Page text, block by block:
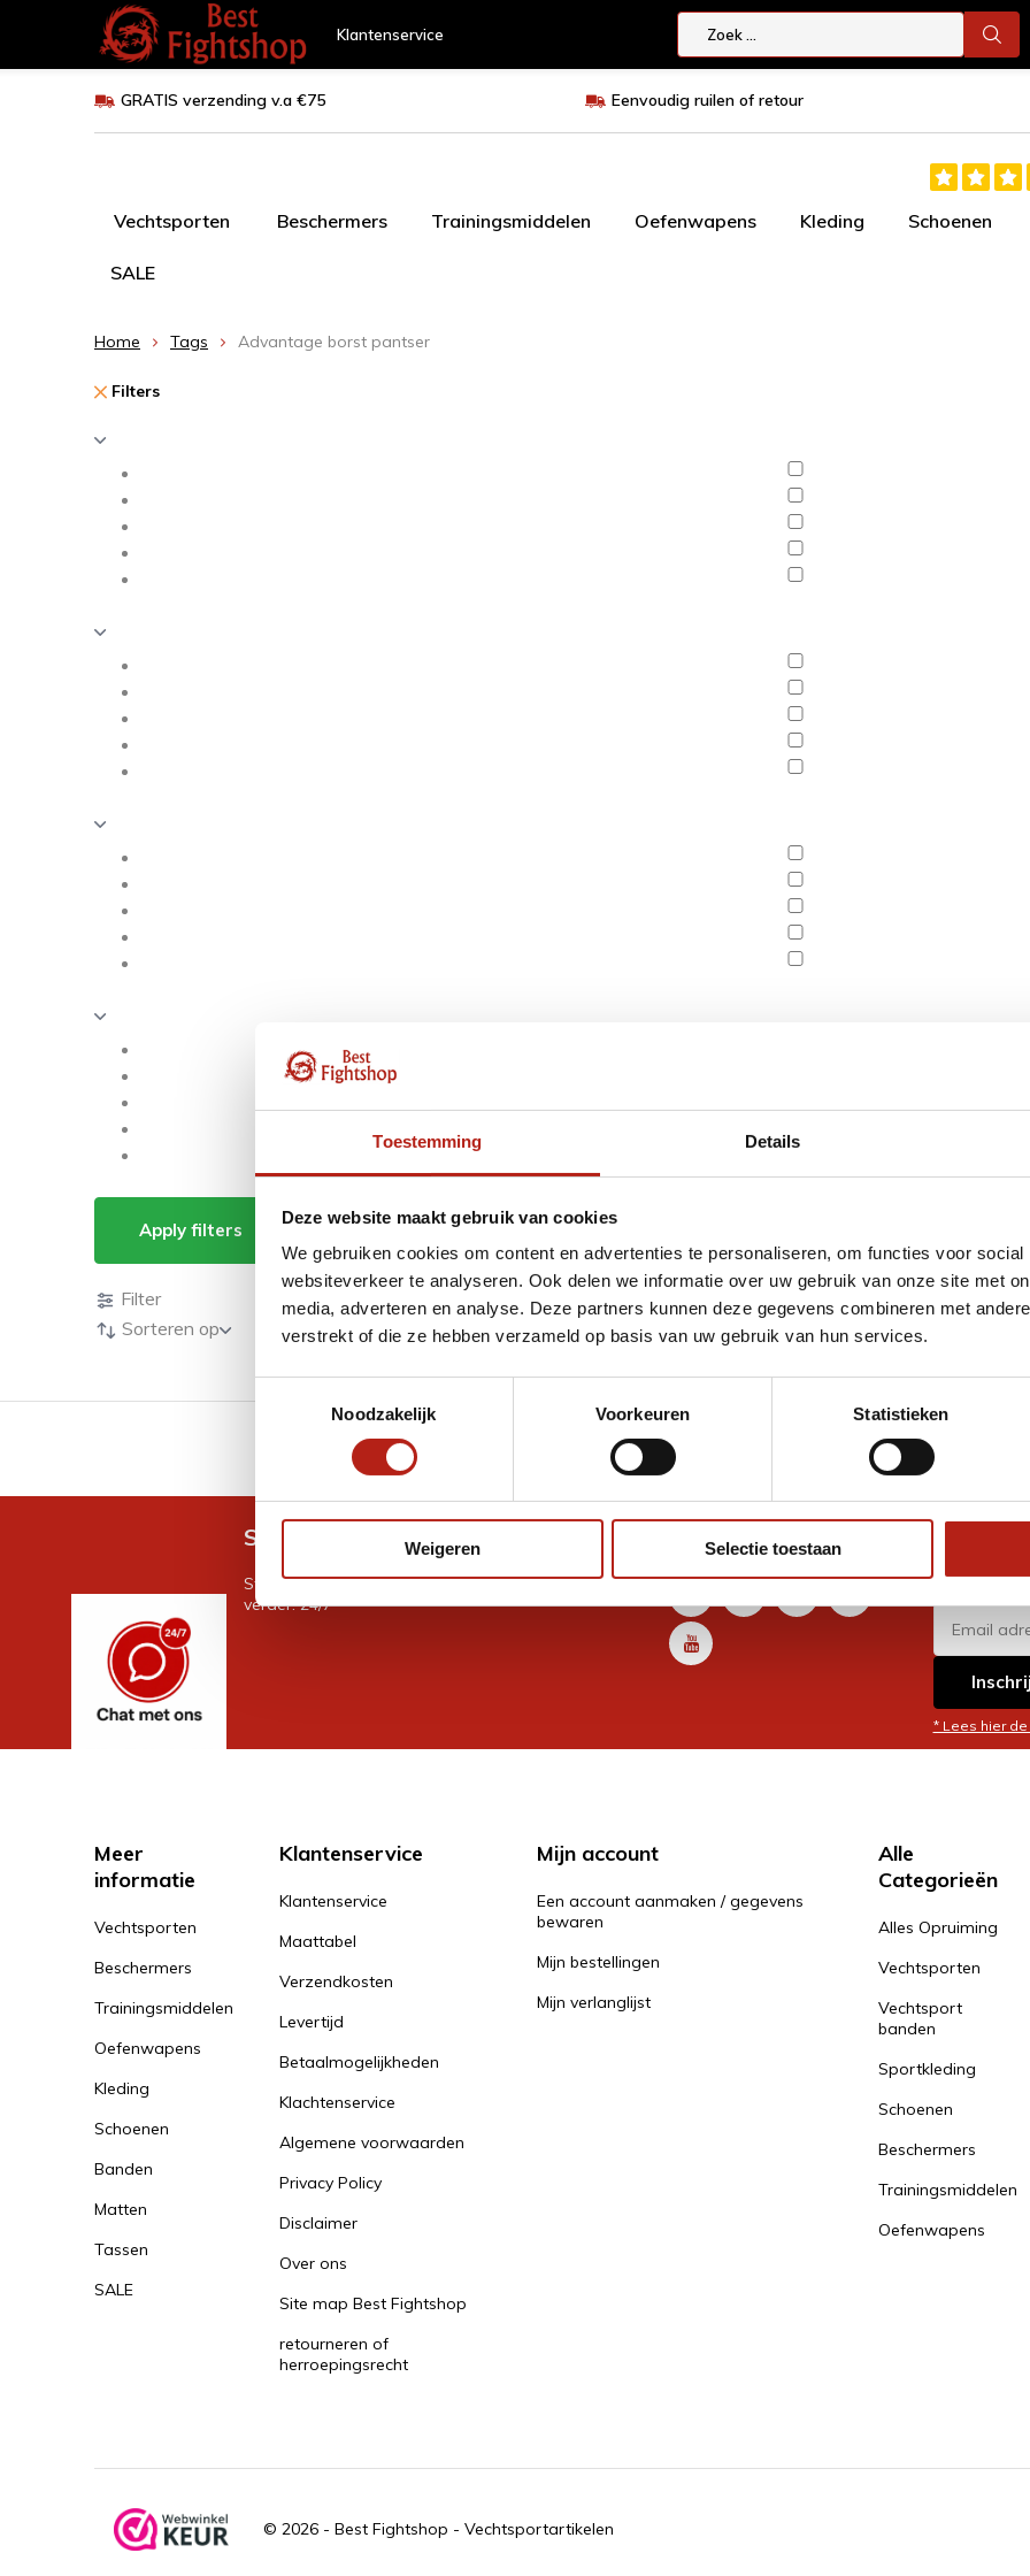
Toestemming Details
Deze website maakt gebruik van cookies
We gebruiken cookies om content en advertenties te personaliseren, om functies voor
websiteverkeer te analyseren. Ook delen we informatie over uw gebruik van onze site met
media, adverteren en analyse. Deze partners kunnen deze gegevens combineren met
verstrekt of die ze hebben verzameld op basis van uw gebruik van hun services.
Noodzakelijk
Voorkeuren Statistieken
Weigeren Selectie toestaan
Klantenservice
GRATIS verzending v.a €75 Eenvoudig ruilen of retour
Vechtsporten Beschermers Trainingsmiddelen Oefenwapens Kleding Schoenen
SALE
Home Tags Advantage borst pantser
Filters
Apply filters Producten getagd met Advantage borst pantser
Producten
Filter
Sorteren op
GRATIS verzending v.a €75 Eenvoudig ruilen of retour
Snel antwoord op je vraag?
Stel je vraag in de chat, en we helpen je graag
verder. 24/7
Volg ons
* Lees hier
Meer
informatie
Vechtsporten
Beschermers
Trainingsmiddelen
Oefenwapens
Kleding
Schoenen
Banden
Matten
Tassen
SALE
Klantenservice
Klantenservice
Maattabel
Verzendkosten
Levertijd
Betaalmogelijkheden
Klachtenservice
Algemene voorwaarden
Privacy Policy
Disclaimer
Over ons
Site map Best Fightshop
retourneren of
herroepingsrecht
Mijn account
Een account aanmaken / gegevens
bewaren
Mijn bestellingen
Mijn verlanglijst
Alle
Categorieën
Alles Opruiming
Vechtsporten
Vechtsport
banden
Sportkleding
Schoenen
Beschermers
Trainingsmiddelen
Oefenwapens
© 2026 - Best Fightshop - Vechtsportartikelen